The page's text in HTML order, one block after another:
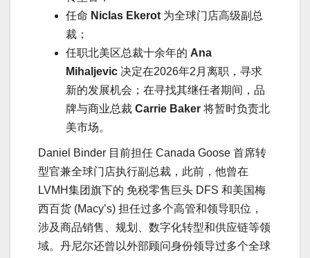
任命 Niclas Ekerot 为全球门店高级副总
裁；
任职北美区总裁十余年的 Ana
Mihaljevic 决定在2026年2月离职，寻求
新的发展机会；在寻找其继任者期间，品
牌与商业总裁 Carrie Baker 将暂时负责北
美市场。
Daniel Binder 目前担任 Canada Goose 首席转
型官兼全球门店执行副总裁，此前，他曾在
LVMH集团旗下的 免税零售巨头 DFS 和美国梅
西百货 (Macy’s) 担任过多个高管和领导职位，
涉及商品销售、规划、数字化转型和供应链等领
域。丹尼尔还曾以外部顾问身份领导过多个全球